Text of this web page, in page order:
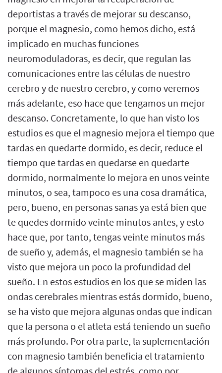
deportistas a través de mejorar su descanso,
porque el magnesio, como hemos dicho, está
implicado en muchas funciones
neuromoduladoras, es decir, que regulan las
comunicaciones entre las células de nuestro
cerebro y de nuestro cerebro, y como veremos
más adelante, eso hace que tengamos un mejor
descanso. Concretamente, lo que han visto los
estudios es que el magnesio mejora el tiempo que
tardas en quedarte dormido, es decir, reduce el
tiempo que tardas en quedarse en quedarte
dormido, normalmente lo mejora en unos veinte
minutos, o sea, tampoco es una cosa dramática,
pero, bueno, en personas sanas ya está bien que
te quedes dormido veinte minutos antes, y esto
hace que, por tanto, tengas veinte minutos más
de sueño y, además, el magnesio también se ha
visto que mejora un poco la profundidad del
sueño. En estos estudios en los que se miden las
ondas cerebrales mientras estás dormido, bueno,
se ha visto que mejora algunas ondas que indican
que la persona o el atleta está teniendo un sueño
más profundo. Por otra parte, la suplementación
con magnesio también beneficia el tratamiento